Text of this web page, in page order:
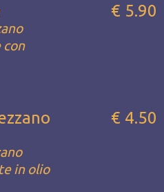
con
€ 5.90
in olio
€ 4.50